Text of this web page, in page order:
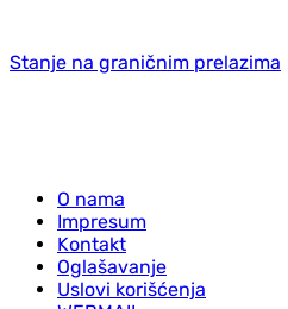
Stanje na graničnim prelazima
O nama
Impresum
Kontakt
Oglašavanje
Uslovi korišćenja